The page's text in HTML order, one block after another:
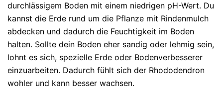
durchlässigem Boden mit einem niedrigen pH-Wert. Du
kannst die Erde rund um die Pflanze mit Rindenmulch
abdecken und dadurch die Feuchtigkeit im Boden
halten. Sollte dein Boden eher sandig oder lehmig sein,
lohnt es sich, spezielle Erde oder Bodenverbesserer
einzuarbeiten. Dadurch fühlt sich der Rhododendron
wohler und kann besser wachsen.